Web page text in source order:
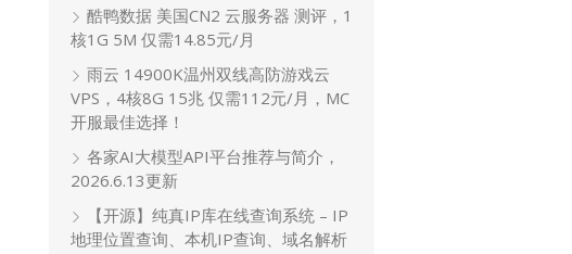
酷鸭数据 美国CN2 云服务器 测评，1
核1G 5M 仅需14.85元/月
雨云 14900K温州双线高防游戏云
VPS，4核8G 15兆 仅需112元/月，MC
开服最佳选择！
各家AI大模型API平台推荐与简介，
2026.6.13更新
【开源】纯真IP库在线查询系统 – IP
地理位置查询、本机IP查询、域名解析